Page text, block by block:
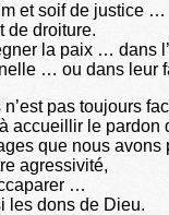
et soif de justice …
de droiture.
la paix … dans
… ou dans leur
pas toujours
accueillir le pardon
que nous avons
agressivité,
…
les dons de Dieu.